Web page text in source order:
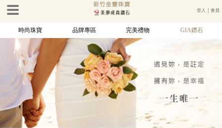
登入 │會員
時尚珠寶 品牌專區 完美禮物 GIA鑽石